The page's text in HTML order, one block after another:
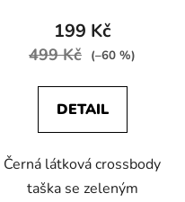
199 Kč
499 Kč (–60 %)
DETAIL
Černá látková crossbody
taška se zeleným